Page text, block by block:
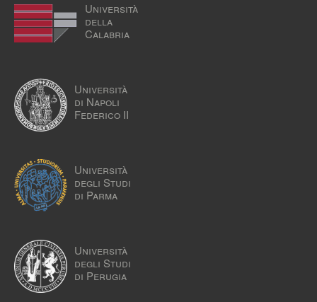
Università
della
Calabria
Università
di Napoli
Federico II
Università
degli Studi
di Parma
Università
degli Studi
di Perugia